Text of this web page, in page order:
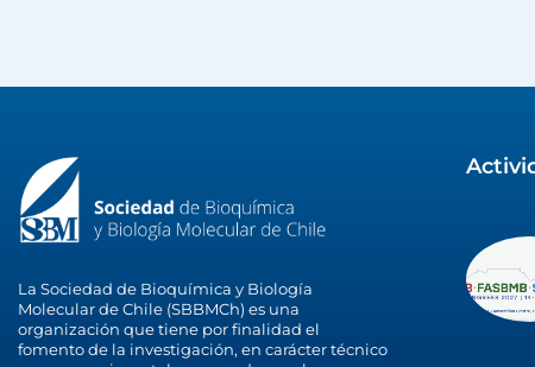
La Sociedad de Bioquímica y Biología
Molecular de Chile (SBBMCh) es una
organización que tiene por finalidad el
fomento de la investigación, en carácter técnico